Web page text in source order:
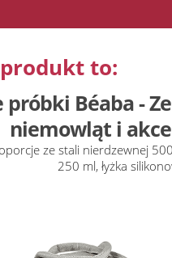
to:
próbki Béaba -
niemowląt i
ze stali nierdzewnej
250 ml, łyżka